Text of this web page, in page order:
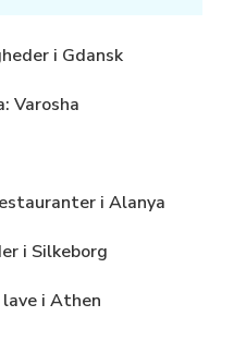
i Gdansk
Varosha
i Alanya
i Silkeborg
i Athen